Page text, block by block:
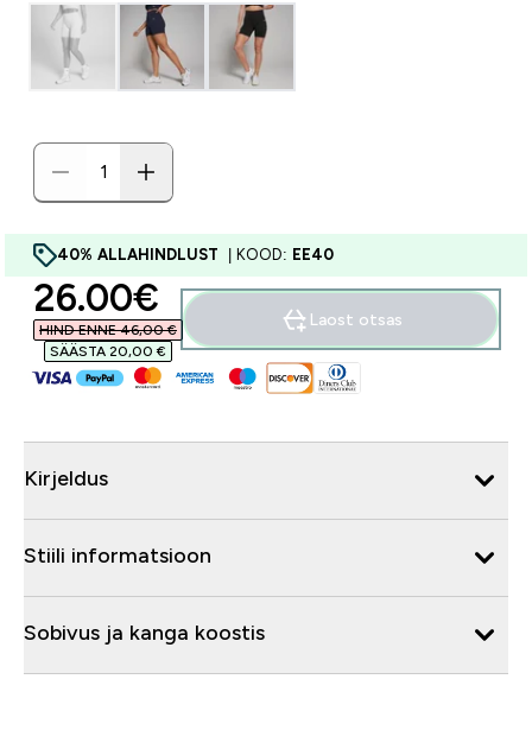
40% ALLAHINDLUST | KOOD: EE40
discounted price
26.00€‎
HIND ENNE 46,00 €‎
SÄÄSTA 20,00 €‎
Laost otsas
Kirjeldus
Stiili informatsioon
Sobivus ja kanga koostis